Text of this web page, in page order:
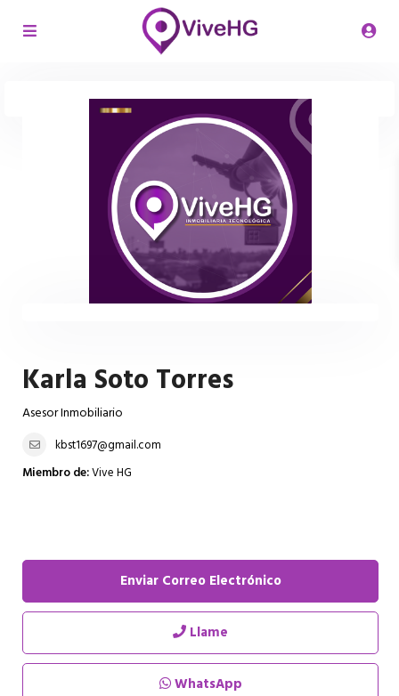
Karla Soto Torres
Asesor Inmobiliario
kbst1697@gmail.com
Miembro de:Vive HG
Enviar Correo Electrónico
Llame
WhatsApp